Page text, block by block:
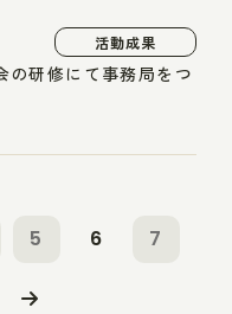
活動成果
の研修にて事務局をつ
5 6 7